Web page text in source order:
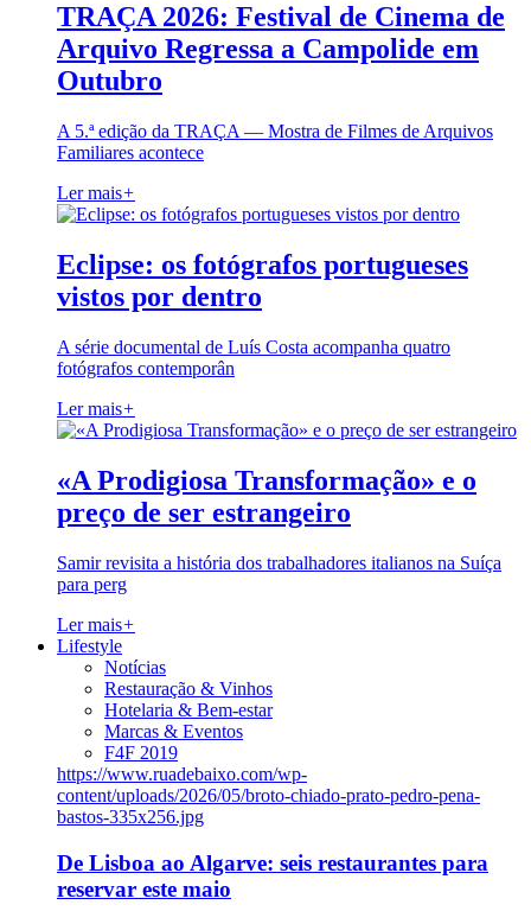
TRAÇA 2026: Festival de Cinema de
Arquivo Regressa a Campolide em
Outubro
A 5.ª edição da TRAÇA — Mostra de Filmes de Arquivos
Familiares acontece
Ler mais+
Eclipse: os fotógrafos portugueses
vistos por dentro
A série documental de Luís Costa acompanha quatro
fotógrafos contemporân
Ler mais+
«A Prodigiosa Transformação» e o
preço de ser estrangeiro
Samir revisita a história dos trabalhadores italianos na Suíça
para perg
Ler mais+
Lifestyle
Notícias
Restauração & Vinhos
Hotelaria & Bem-estar
Marcas & Eventos
F4F 2019
https://www.ruadebaixo.com/wp-
content/uploads/2026/05/broto-chiado-prato-pedro-pena-
bastos-335x256.jpg
De Lisboa ao Algarve: seis restaurantes para
reservar este maio